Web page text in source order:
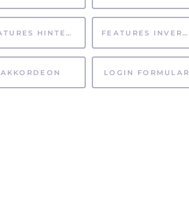
FEATURES HINTERGRUND FEATURES INVERTIERT
AKKORDEON LOGIN FORMULAR